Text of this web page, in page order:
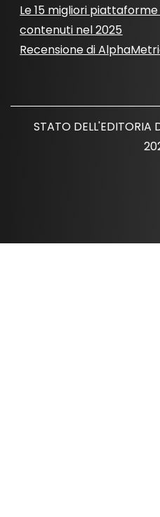
Le 15 migliori
contenuti nel 2025
Recensione di
STATO DELL'EDITORIA